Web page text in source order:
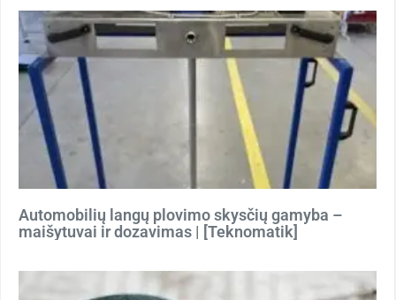
Automobilių langų plovimo skysčių gamyba –
maišytuvai ir dozavimas | [Teknomatik]